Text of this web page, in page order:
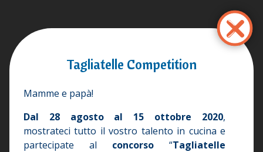
Tagliatelle Competition
Mamme e papà!
Dal 28 agosto al 15 ottobre 2020,
mostrateci tutto il vostro talento in cucina e
partecipate al concorso “Tagliatelle
×